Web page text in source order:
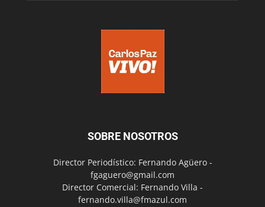
SOBRE NOSOTROS
Director Periodístico: Fernando Agüero -
fgaguero@gmail.com
Director Comercial: Fernando Villa -
fernando.villa@fmazul.com